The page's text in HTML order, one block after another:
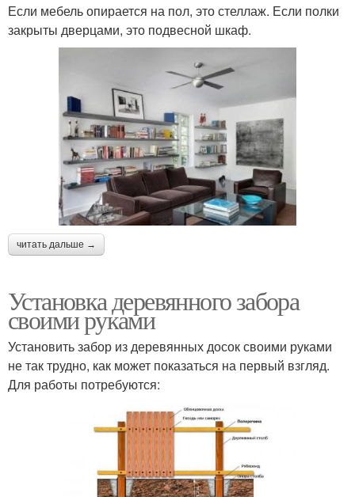
Если мебель опирается на пол, это стеллаж. Если полки
закрыты дверцами, это подвесной шкаф.
читать дальше →
Установка деревянного забора
своими руками
Установить забор из деревянных досок своими руками
не так трудно, как может показаться на первый взгляд.
Для работы потребуются: